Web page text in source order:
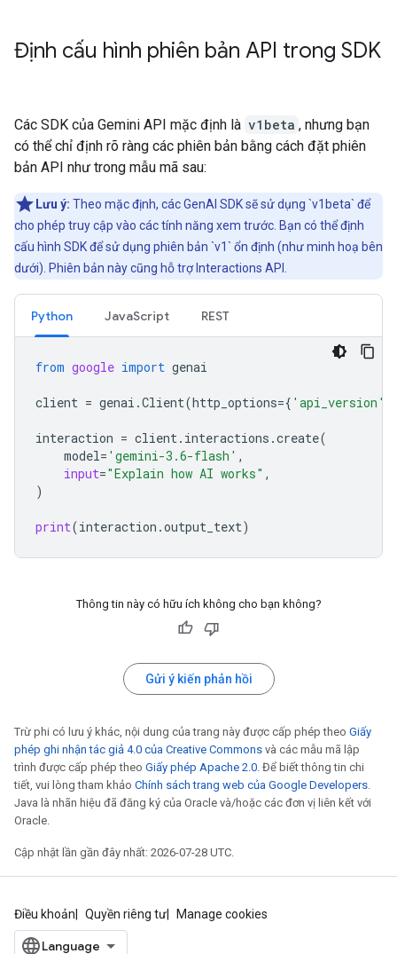
Định cấu hình phiên bản API trong SDK
Các SDK của Gemini API mặc định là v1beta , nhưng bạn
có thể chỉ định rõ ràng các phiên bản bằng cách đặt phiên
bản API như trong mẫu mã sau:
Lưu ý: Theo mặc định, các GenAI SDK sẽ sử dụng `v1beta` để
cho phép truy cập vào các tính năng xem trước. Bạn có thể định
cấu hình SDK để sử dụng phiên bản `v1` ổn định (như minh hoạ bên
dưới). Phiên bản này cũng hỗ trợ Interactions API.
Python JavaScript REST
from google import genai
client = genai .Client(http_options={ 'api_version'
interaction = client . interactions .create(
model= 'gemini-3.6-flash' ,
input="Explain how AI works" ,
)
print(interaction .output_text)
Thông tin này có hữu ích không cho bạn không?
Gửi ý kiến phản hồi
Trừ phi có lưu ý khác, nội dung của trang này được cấp phép theo Giấy
phép ghi nhận tác giả 4.0 của Creative Commons và các mẫu mã lập
trình được cấp phép theo Giấy phép Apache 2.0 . Để biết thông tin chi
tiết, vui lòng tham khảo Chính sách trang web của Google Developers
Java là nhãn hiệu đã đăng ký của Oracle và/hoặc các đơn vị liên kết với
Oracle.
Cập nhật lần gần đây nhất: 2026-07-28 UTC.
Điều khoản Quyền riêng tư Manage cookies